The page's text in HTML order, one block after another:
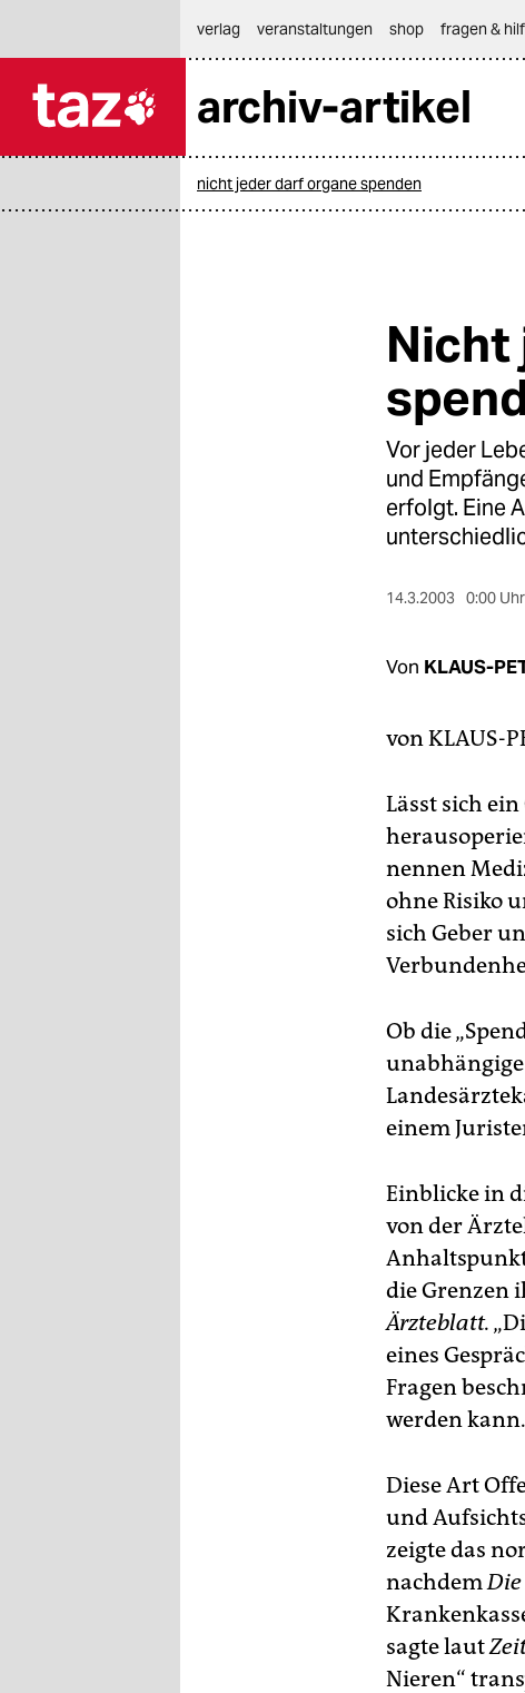
themen
verlag
veranstaltungen shop fragen &
archiv-artikel
nicht jeder darf organe spenden
Nicht
Vor jeder
und
erfolgt. Eine
14.3.2003 0:00 Uhr
Von KLAUS-
vonKLAUS-
Lässt sich
nennen
ohne Risiko
sich Geber
Ob die
einem
Einblicke in
von der
die Grenzen
Ärzteblatt.
eines
Fragen
werden
Diese Art
und
zeigte das
nachdem
sagte laut
Nieren“